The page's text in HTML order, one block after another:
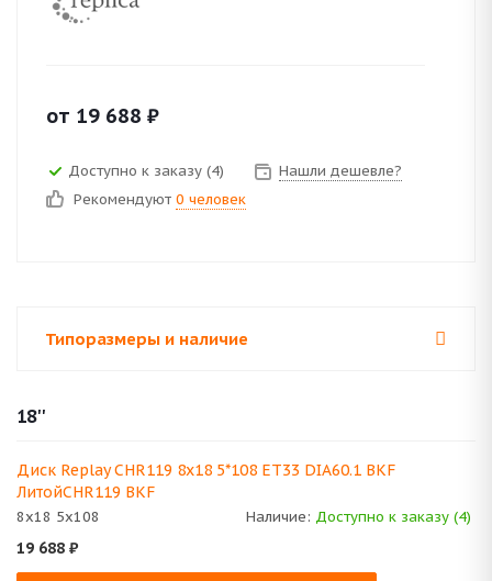
от 19 688 ₽
Доступно к заказу (4)
Нашли дешевле?
Рекомендуют 0 человек
Типоразмеры и наличие
18''
Диск Replay CHR119 8x18 5*108 ET33 DIA60.1 BKF
ЛитойCHR119 BKF
8x18 5x108 Наличие: Доступно к заказу (4)
19 688 ₽